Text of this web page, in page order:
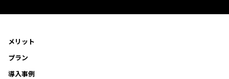
メリット
プラン
導入事例